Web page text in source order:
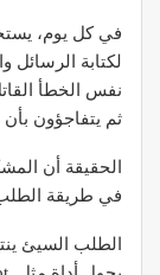
في كل يوم،
لكتابة الرسائل
نفس الخطأ
ثم يتفاجؤون بأن
الحقيقة أن
في طريقة
الطلب السيئ